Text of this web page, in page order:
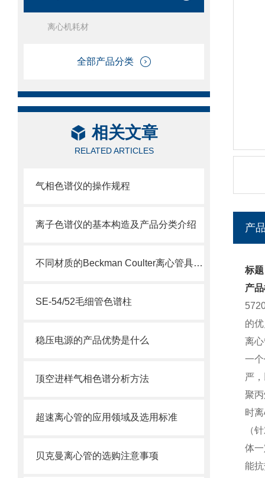
离心机耗材
全部产品分类
相关文章
RELATED ARTICLES
气相色谱仪的操作规程
离子色谱仪的基本构造及产品分类介绍
不同材质的Beckman Coulter离心管具有不同的使用特性
SE-54/52毛细管色谱柱
稳压电源的产品优势是什么
顶空进样气相色谱分析方法
超速离心管的应用领域及选用标准
贝克曼离心管的选购注意事项
产
标
产
的
离
一
严
聚
时
（
体
能